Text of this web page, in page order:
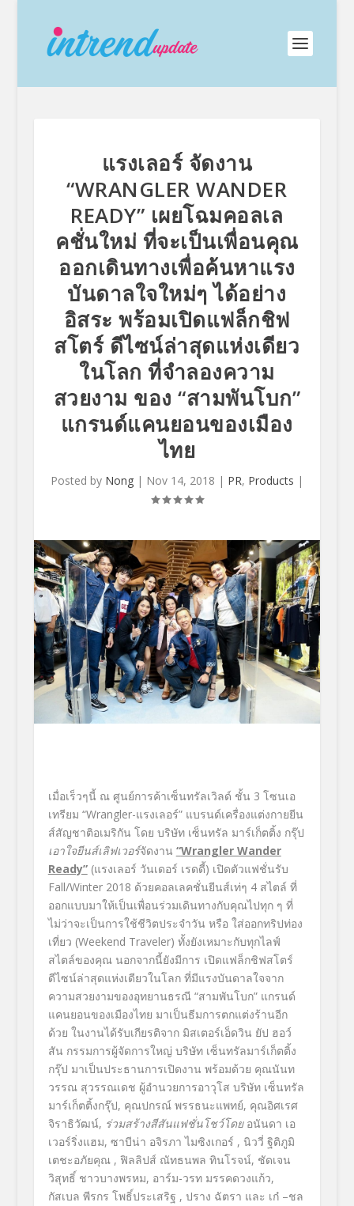
แรงเลอร์ จัดงาน
“WRANGLER WANDER
READY” เผยโฉมคอลเล
คชั่นใหม่ ที่จะเป็นเพื่อนคุณ
ออกเดินทางเพื่อค้นหาแรง
บันดาลใจใหม่ๆ ได้อย่าง
อิสระ พร้อมเปิดแฟล็กชิฟ
สโตร์ ดีไซน์ล่าสุดแห่งเดียว
ในโลก ที่จำลองความ
สวยงาม ของ “สามพันโบก”
แกรนด์แคนยอนของเมือง
ไทย
Posted by Nong| Nov 14, 2018 | PR, Products |
เมื่อเร็วๆนี้ ณ ศูนย์การค้าเซ็นทรัลเวิลด์ ชั้น 3 โซนเอ
เทรียม “Wrangler-แรงเลอร์” แบรนด์เครื่องแต่งกายยีน
ส์สัญชาติอเมริกัน โดย บริษัท เซ็นทรัล มาร์เก็ตติ้ง กรุ๊ป
เอาใจยีนส์เลิฟเวอร์จัดงาน “Wrangler Wander
Ready”(แรงเลอร์ วันเดอร์ เรดดี้) เปิดตัวแฟชั่นรับ
Fall/Winter 2018 ด้วยคอลเลคชั่นยีนส์เท่ๆ 4 สไตล์ ที่
ออกแบบมาให้เป็นเพื่อนร่วมเดินทางกับคุณไปทุก ๆ ที่
ไม่ว่าจะเป็นการใช้ชีวิตประจำวัน หรือ ใส่ออกทริปท่อง
เที่ยว (Weekend Traveler) ทั้งยังเหมาะกับทุกไลฟ์
สไตล์ของคุณ นอกจากนี้ยังมีการ เปิดแฟล็กชิฟสโตร์
ดีไซน์ล่าสุดแห่งเดียวในโลก ที่มีแรงบันดาลใจจาก
ความสวยงามของอุทยานธรณี “สามพันโบก” แกรนด์
แคนยอนของเมืองไทย มาเป็นธีมการตกแต่งร้านอีก
ด้วย ในงานได้รับเกียรติจาก มิสเตอร์เอ็ดวิน ยัป ฮอว์
สัน กรรมการผู้จัดการใหญ่ บริษัท เซ็นทรัลมาร์เก็ตติ้ง
กรุ๊ป มาเป็นประธานการเปิดงาน พร้อมด้วย คุณนันท
วรรณ สุวรรณเดช ผู้อำนวยการอาวุโส บริษัท เซ็นทรัล
มาร์เก็ตติ้งกรุ๊ป, คุณปกรณ์ พรรธนะแพทย์, คุณอิศเรศ
จิราธิวัฒน์, ร่วมสร้างสีสันแฟชั่นโชว์โดยอนันดา เอ
เวอร์ริ่งแฮม, ซาบีน่า อจิรภา ไมซิงเกอร์ , นิววี่ ฐิติภูมิ
เตชะอภัยคุณ , ฟิลลิปส์ ณัทธนพล ทินโรจน์, ชัดเจน
วิสุทธิ์ ชาวบางพรหม, อาร์ม-วรท มรรคดวงแก้ว,
กัสเบล พีรกร โพธิ์ประเสริฐ , ปราง ฉัตรา และ เก๋ –ชล